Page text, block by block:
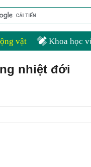
vật Khoa học
nhiệt đới